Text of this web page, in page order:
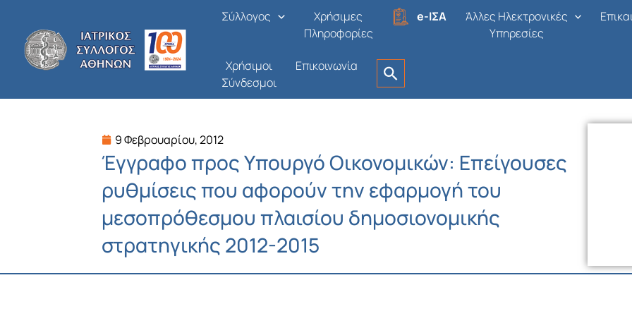
περιεχόμενο
Σύλλογος
Χρήσιμες
Πληροφορίες
e-ΙΣΑ
Άλλες Ηλεκτρονικές
Υπηρεσίες
Χρήσιμοι
Σύνδεσμοι
Επικοινωνία
9 Φεβρουαρίου, 2012
Έγγραφο προς Υπουργό Οικονομικών: Επείγουσες
ρυθμίσεις που αφορούν την εφαρμογή του
μεσοπρόθεσμου πλαισίου δημοσιονομικής
στρατηγικής 2012-2015